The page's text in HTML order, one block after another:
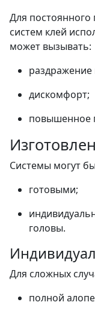
Для
систем клей
может вызывать:
раздражение
дискомфорт;
повышенное
Системы могут
готовыми;
головы.
Для сложных
полной